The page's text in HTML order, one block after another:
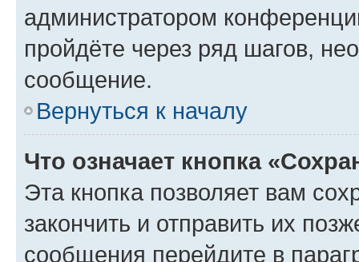
администратором
пройдёте через ряд шагов,
сообщение.
Вернуться к началу
Что означает кнопка
Эта кнопка позволяет вам
закончить и отправить их
сообщения перейдите в